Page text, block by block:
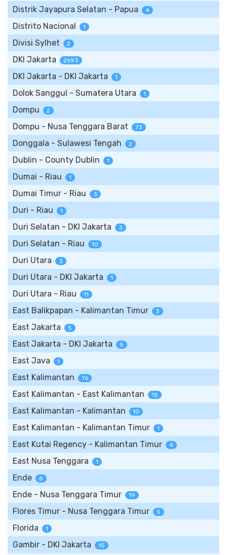
Distrik Jayapura Selatan - Papua 4
Distrito Nacional 1
Divisi Sylhet 2
DKI Jakarta 2693
DKI Jakarta - DKI Jakarta 1
Dolok Sanggul - Sumatera Utara 1
Dompu 2
Dompu - Nusa Tenggara Barat 73
Donggala - Sulawesi Tengah 2
Dublin - County Dublin 1
Dumai - Riau 1
Dumai Timur - Riau 3
Duri - Riau 1
Duri Selatan - DKI Jakarta 3
Duri Selatan - Riau 10
Duri Utara 3
Duri Utara - DKI Jakarta 1
Duri Utara - Riau 11
East Balikpapan - Kalimantan Timur 3
East Jakarta 5
East Jakarta - DKI Jakarta 5
East Java 1
East Kalimantan 76
East Kalimantan - East Kalimantan 15
East Kalimantan - Kalimantan 10
East Kalimantan - Kalimantan Timur 1
East Kutai Regency - Kalimantan Timur 4
East Nusa Tenggara 1
Ende 8
Ende - Nusa Tenggara Timur 19
Flores Timur - Nusa Tenggara Timur 5
Florida 1
Gambir - DKI Jakarta 15